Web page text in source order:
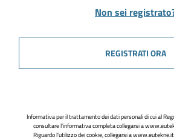
Non sei
REGISTRATI ORA
Informativa per il trattamento dei dati personali di cui al
consultare l'informativa completa collegarsi a
Riguardo l'utilizzo dei cookie, collegarsi a